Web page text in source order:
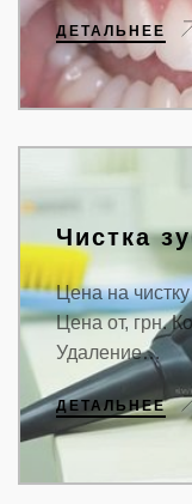
ДЕТАЛЬНЕЕ
Чистка
Цена на
Цена от, грн.
Удаление…
ДЕТАЛЬНЕЕ